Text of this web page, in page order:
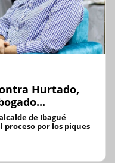
Hurtado,
de Ibagué
por los piques